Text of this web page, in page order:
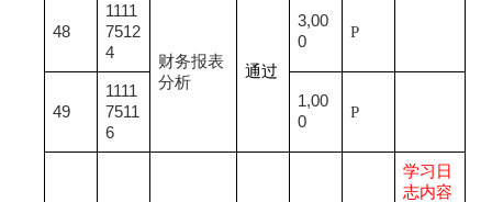
48
1111
7512
4
财务报表
分析
通过
3,00
0
P
49
1111
7511
6
1,00
0
P
学习日
志内容